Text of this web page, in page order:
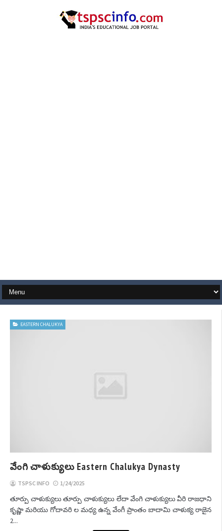
EASTERN CHALUKYA
వేంగి చాళుక్యులు Eastern Chalukya Dynasty
TSPSC INFO 1/24/2025
తూర్పు చాళుక్యులు తూర్పు చాళుక్యులు లేదా వేంగి చాళుక్యులు వీరి రాజధాని
కృష్ణా మరియు గోదావరి ల మధ్య ఉన్న వేంగీ ప్రాంతం బాదామి చాళుక్య రాజైన
2...